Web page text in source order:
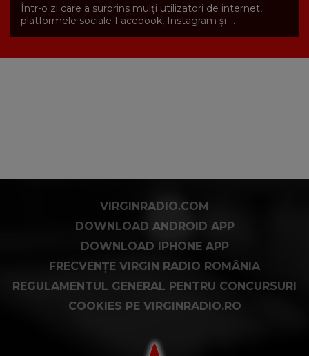
Într-o zi care a surprins mulți utilizatori de internet,
platformele sociale Facebook, Instagram și ...
VIRGINRADIO.COM
DOWNLOAD ANDROID APP
DOWNLOAD IPHONE APP
FRECVENȚE VIRGIN RADIO ROMÂNIA
REGULAMENTUL GENERAL PENTRU CONCURSURI
COOKIES PE VIRGINRADIO.RO